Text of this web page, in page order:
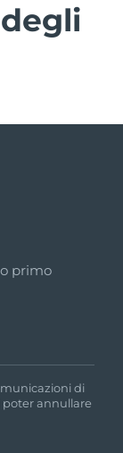
primo
di
poter annullare